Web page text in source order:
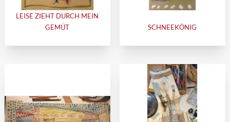
LEISE ZIEHT DURCH MEIN
GEMÜT
SCHNEEKÖNIG